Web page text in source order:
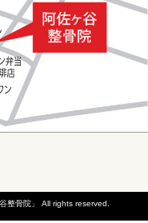
整骨院」 All rights reserved.